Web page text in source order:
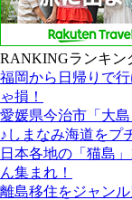
RANKINGランキン
福岡から日帰りで
ゃ損！
愛媛県今治市「大
♪しまなみ海道をプ
日本各地の「猫島
ん集まれ！
離島移住をジャン